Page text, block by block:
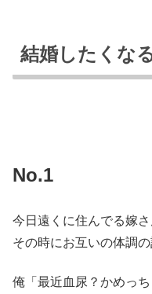
結婚したくな
No.1
今日遠くに住んでる嫁さ
その時にお互いの体調
俺「最近血尿？かめっ